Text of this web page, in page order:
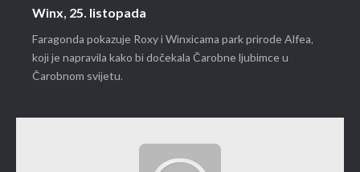
Winx, 25. listopada
Faragonda pokazuje Roxy i Winxicama park prirode Alfea,
koji je napravila kako bi dočekala Čarobne ljubimce u
Čarobnom svijetu.